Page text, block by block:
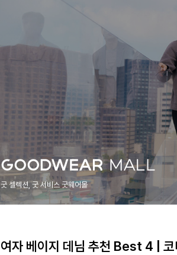
굿 셀렉션, 굿 서비스 굿웨어몰
여자 베이지 데님 추천 Best 4 |